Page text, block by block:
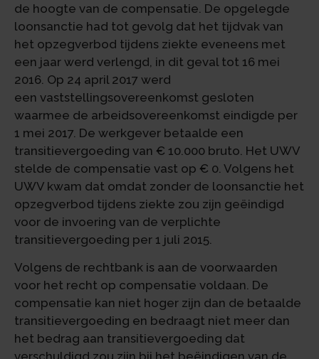
de hoogte van de compensatie. De opgelegde
loonsanctie had tot gevolg dat het tijdvak van
het opzegverbod tijdens ziekte eveneens met
een jaar werd verlengd, in dit geval tot 16 mei
2016. Op 24 april 2017 werd
een vaststellingsovereenkomst gesloten
waarmee de arbeidsovereenkomst eindigde per
1 mei 2017. De werkgever betaalde een
transitievergoeding van € 10.000 bruto. Het UWV
stelde de compensatie vast op € 0. Volgens het
UWV kwam dat omdat zonder de loonsanctie het
opzegverbod tijdens ziekte zou zijn geëindigd
voor de invoering van de verplichte
transitievergoeding per 1 juli 2015.
Volgens de rechtbank is aan de voorwaarden
voor het recht op compensatie voldaan. De
compensatie kan niet hoger zijn dan de betaalde
transitievergoeding en bedraagt niet meer dan
het bedrag aan transitievergoeding dat